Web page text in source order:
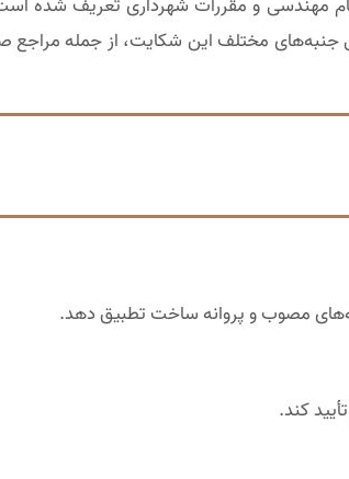
مهندسی و مقررات شهرداری تعریف شده
جنبه‌های مختلف این شکایت، از جمله مراجع
مصوب و پروانه ساخت تطبیق دهد.
کند.